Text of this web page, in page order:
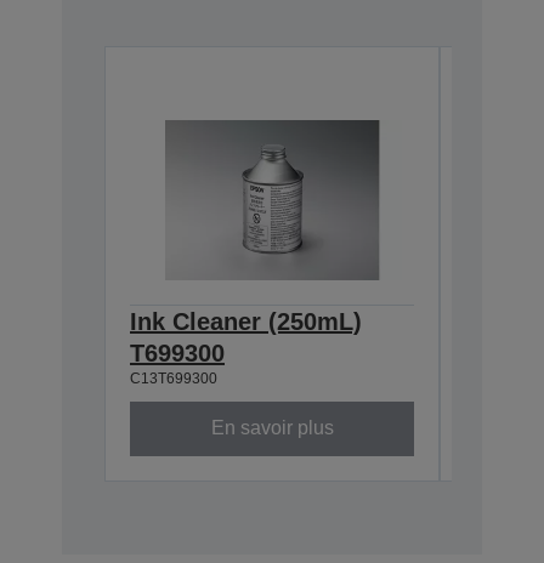
Ink Cleaner (250mL)
T699300
C13T699300
En savoir plus